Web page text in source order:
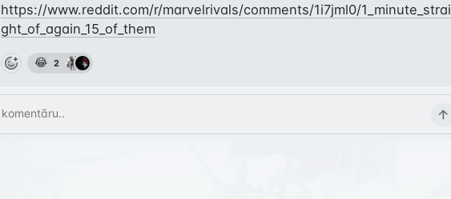
https://www.reddit.com/r/marvelrivals/comments/1i7jml0/1_minute_strai
ght_of_again_15_of_them
😂 2